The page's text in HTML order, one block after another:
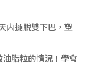
内擺脫雙下巴，塑
脂粒的情況！學會